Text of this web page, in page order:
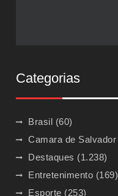
Categorias
Brasil (60)
Camara de Salvador
Destaques (1.238)
Entretenimento (169)
Esporte (253)